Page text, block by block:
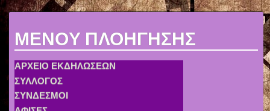
MENOY ΠΛΟΗΓΗΣΗΣ